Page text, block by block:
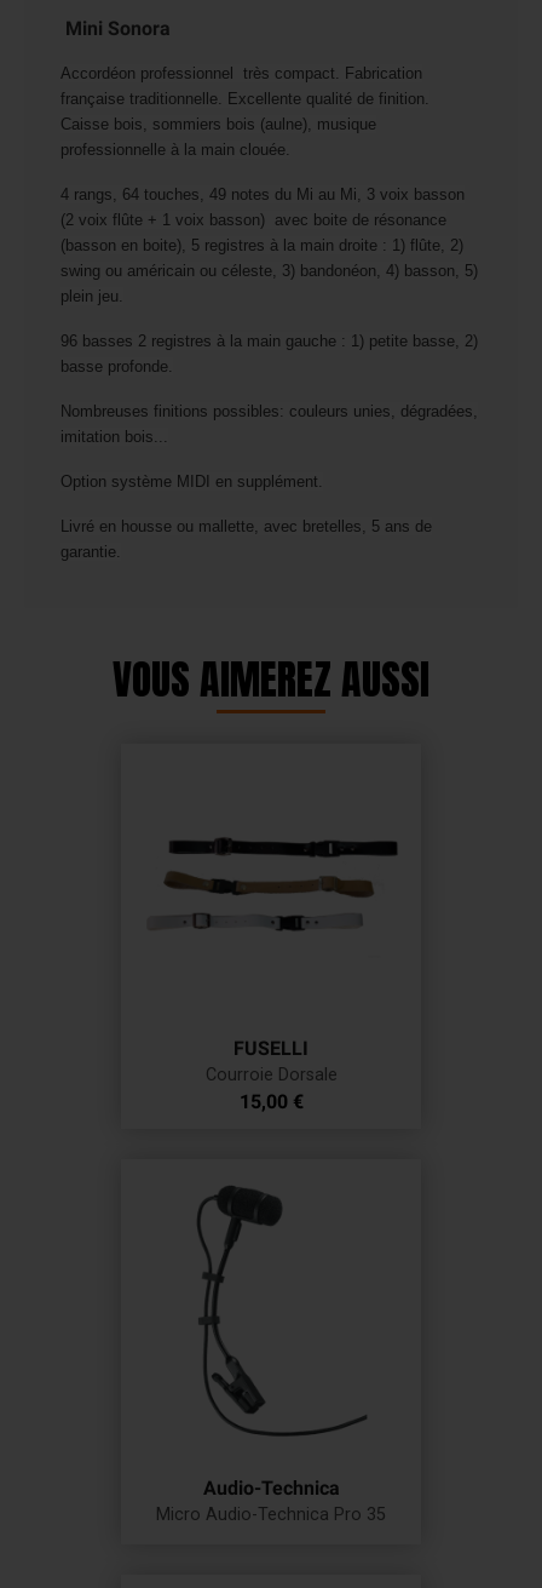
Mini Sonora
Accordéon professionnel très compact. Fabrication
française traditionnelle. Excellente qualité de finition.
Caisse bois, sommiers bois (aulne), musique
professionnelle à la main clouée.
4 rangs, 64 touches, 49 notes du Mi au Mi, 3 voix basson
(2 voix flûte + 1 voix basson) avec boite de résonance
(basson en boite), 5 registres à la main droite : 1) flûte, 2)
swing ou américain ou céleste, 3) bandonéon, 4) basson, 5)
plein jeu.
96 basses 2 registres à la main gauche : 1) petite basse, 2)
basse profonde.
Nombreuses finitions possibles: couleurs unies, dégradées,
imitation bois...
Option système MIDI en supplément.
Livré en housse ou mallette, avec bretelles, 5 ans de
garantie.
VOUS AIMEREZ AUSSI
FUSELLI
Courroie Dorsale
Prix
15,00 €
Audio-Technica
Micro Audio-Technica Pro 35